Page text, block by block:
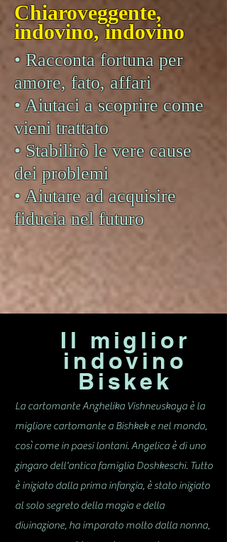
Chiaroveggente,
indovino, indovino
• Racconta fortuna per
amore, fato, affari
• Aiutaci a scoprire come
vieni trattato
• Stabilirò le vere cause
dei problemi
• Aiutare ad acquisire
fiducia nel futuro
Il miglior
indovino
Biskek
La cartomante Anzhelika Vishnevskaya è la
migliore cartomante a Bishkek e nel mondo,
così come in paesi lontani. Angelica è di uno
zingaro dell'antica famiglia Doshkeschi. Tutto
è iniziato dalla prima infanzia, è stato iniziato
al solo segreto della magia e della
divinazione, ha imparato molto dalla nonna,